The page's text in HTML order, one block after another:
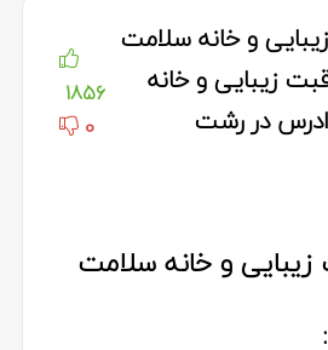
و خانه سلامت
زیبایی و خانه
در رشت
1856
0
و خانه سلامت